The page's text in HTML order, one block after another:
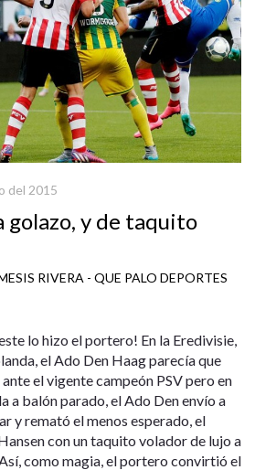
del 2015
golazo, y de taquito
RIVERA - QUE PALO DEPORTES
lo hizo el portero! En la Eredivisie,
el Ado Den Haag parecía que
el vigente campeón PSV pero en
a balón parado, el Ado Den envío a
y remató el menos esperado, el
con un taquito volador de lujo a
como magia, el portero convirtió el